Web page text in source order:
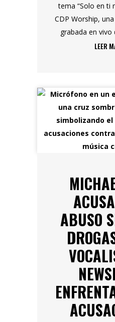
tema “Solo en ti
CDP Worship,
grabada en vivo
LEER
ABUSO